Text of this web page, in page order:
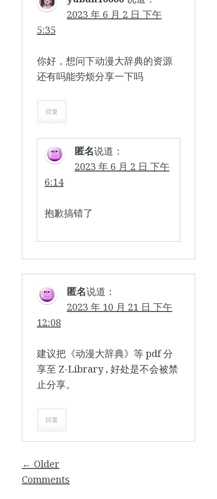
2023 年 6 月 2 日 下午
5:35
你好，想问下动漫大辞典的资源
还有吗能劳烦分享一下吗
回复
匿名说道：
2023 年 6 月 2 日 下午
6:14
抱歉搞错了
匿名说道：
2023 年 10 月 21 日 下午
12:08
建议把《动漫大辞典》等 pdf 分
享至 Z-Library , 好处是不会被禁
止分享。
回复
Comment
navigation
← Older
Comments